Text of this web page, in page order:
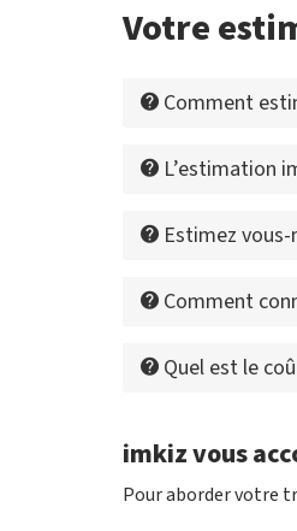
Votre
Comment
L’estimation
Estimez
Comment
Quel est le
imkiz vous
Pour aborder votre